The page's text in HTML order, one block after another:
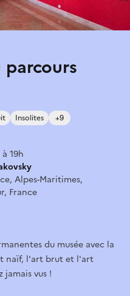
Insolites +9
19h
Alpes-Maritimes,
France
du musée avec la
naïf, l'art brut et l'art
jamais vus !